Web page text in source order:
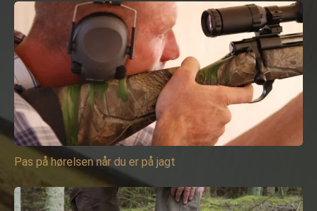
Pas på hørelsen når du er på jagt